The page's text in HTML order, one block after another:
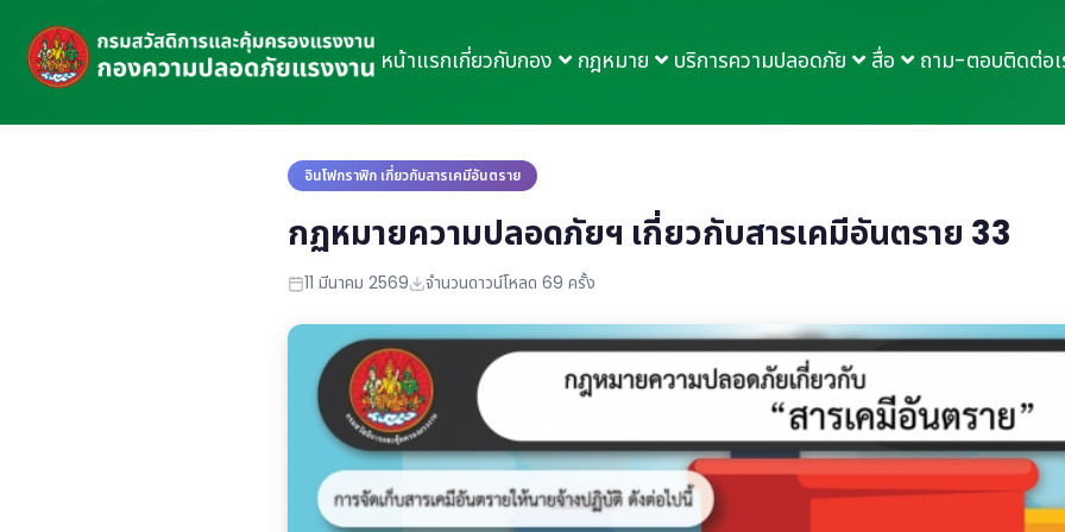
หน้าแรกเกี่ยวกับกอง กฎหมาย บริการความปลอดภัย สื่อ ถาม-ตอบติดต่อเ
อินโฟกราฟิก เกี่ยวกับสารเคมีอันตราย
กฏหมายความปลอดภัยฯ เกี่ยวกับสารเคมีอันตราย 33
11 มีนาคม 2569 จำนวนดาวน์โหลด 69 ครั้ง